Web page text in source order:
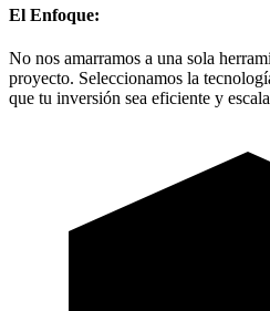
El Enfoque:
No nos amarramos a una sola
proyecto. Seleccionamos la
que tu inversión sea eficiente y